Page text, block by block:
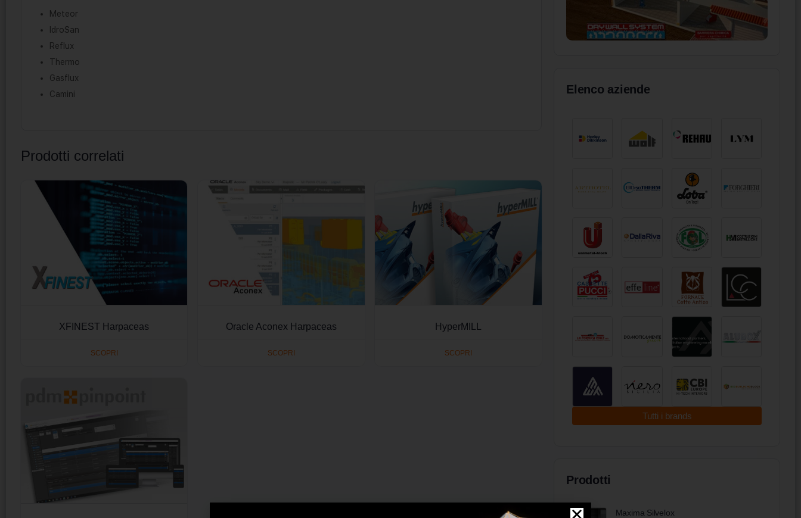
Meteor
IdroSan
Reflux
Thermo
Gasflux
Camini
Prodotti correlati
XFINEST Harpaceas
SCOPRI
Oracle Aconex Harpaceas
SCOPRI
HyperMILL
SCOPRI
Elenco aziende
Tutti i brands
Prodotti
Maxima Silvelox